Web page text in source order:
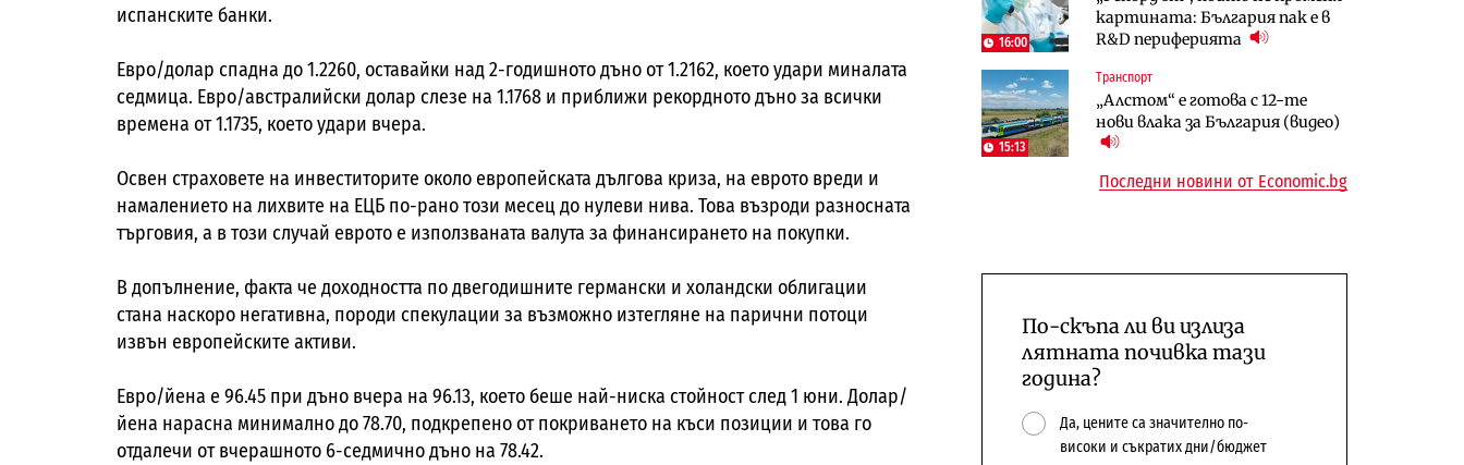
испанските банки.
Евро/долар спадна до 1.2260, оставайки над 2-годишното дъно от 1.2162, което удари миналата
седмица. Евро/австралийски долар слезе на 1.1768 и приближи рекордното дъно за всички
времена от 1.1735, което удари вчера.
Освен страховете на инвеститорите около европейската дългова криза, на еврото вреди и
намалението на лихвите на ЕЦБ по-рано този месец до нулеви нива. Това възроди разносната
търговия, а в този случай еврото е използваната валута за финансирането на покупки.
В допълнение, факта че доходността по двегодишните германски и холандски облигации
стана наскоро негативна, породи спекулации за възможно изтегляне на парични потоци
извън европейските активи.
Евро/йена е 96.45 при дъно вчера на 96.13, което беше най-ниска стойност след 1 юни. Долар/
йена нарасна минимално до 78.70, подкрепено от покриването на къси позиции и това го
отдалечи от вчерашното 6-седмично дъно на 78.42.
16:00
картината: България пак е в
R&D периферията
15:13
Транспорт
„Алстом“ е готова с 12-те
нови влака за България (видео)
откажат напълно от Google
Компании
„Ендуросат“ ще строи огромен
космически и отбранителен
център в Доброславци
център в Доброславци
10:12
Държавният ТЕЦ „Марица
изток 2“ работи с 5 блока
Последни новини от Economic.bg
По-скъпа ли ви излиза
лятната почивка тази
година?
Да, цените са значително по-
високи и съкратих дни/бюджет